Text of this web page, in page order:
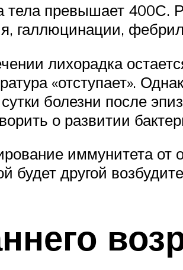
превышает 400С.
галлюцинации,
лихорадка
«отступает».
болезни после
о развитии
иммунитета
будет другой